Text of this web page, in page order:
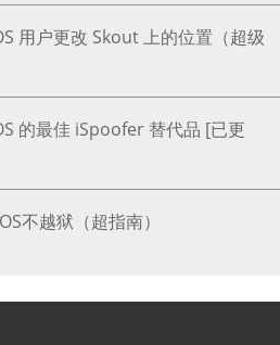
用户更改 Skout 上的位置（超级
的最佳 iSpoofer 替代品 [已更
不越狱（超指南）